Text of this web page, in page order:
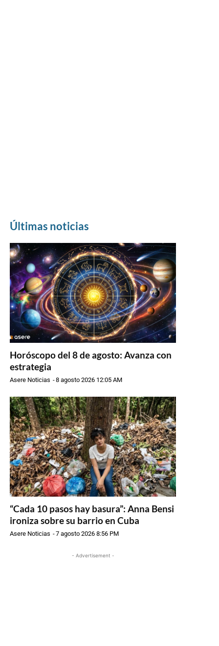
Últimas noticias
Horóscopo del 8 de agosto: Avanza con
estrategia
Asere Noticias -8 agosto 2026 12:05 AM
“Cada 10 pasos hay basura”: Anna Bensi
ironiza sobre su barrio en Cuba
Asere Noticias -7 agosto 2026 8:56 PM
- Advertisement -